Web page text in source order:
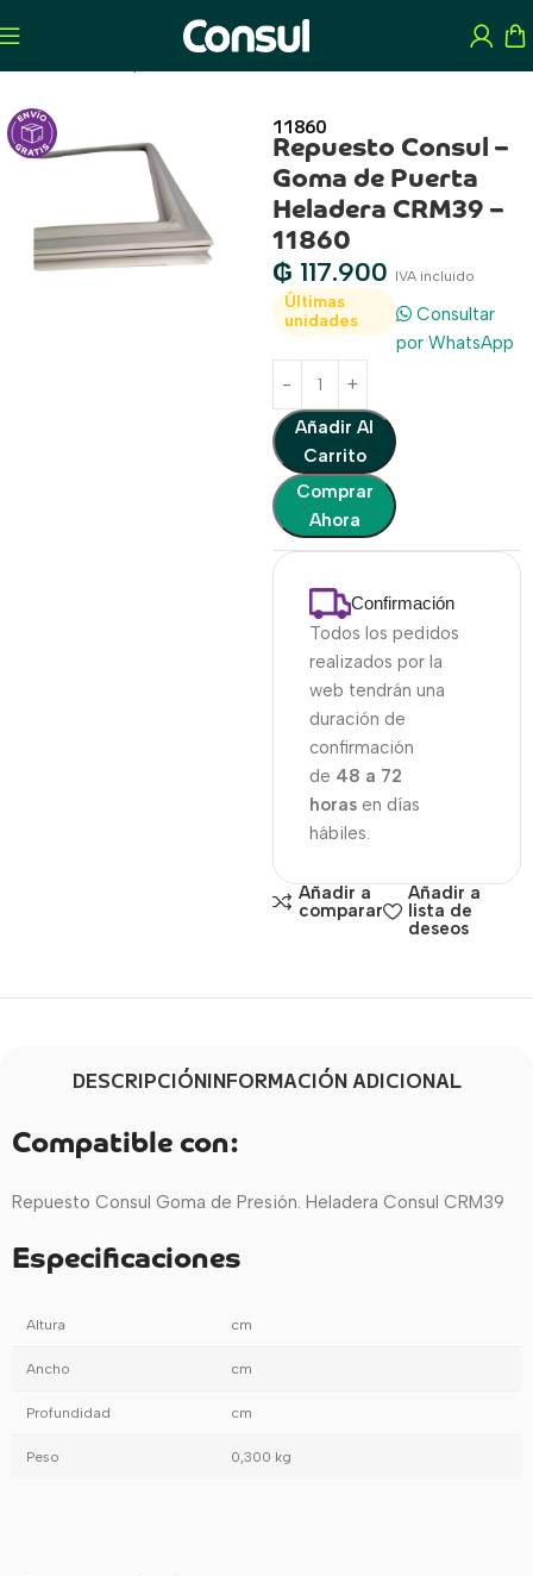
11860
Repuesto Consul –
Goma de Puerta
Heladera CRM39 –
11860
₲ 117.900 IVA incluido
Últimas
unidades
Añadir Al
Carrito
Comprar
Ahora
Consultar
por WhatsApp
Confirmación
Todos los pedidos
realizados por la
web tendrán una
duración de
confirmación
de 48 a 72
horasen días
hábiles.
Añadir a
comparar
Añadir a
lista de
deseos
DESCRIPCIÓNINFORMACIÓN ADICIONAL
Compatible con:
Repuesto Consul Goma de Presión. Heladera Consul CRM39
Especificaciones
Altura cm
Ancho cm
Profundidad cm
Peso 0,300 kg